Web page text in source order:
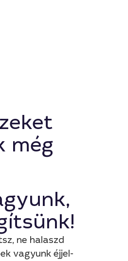
még
ne halaszd
vagyunk éjjel-